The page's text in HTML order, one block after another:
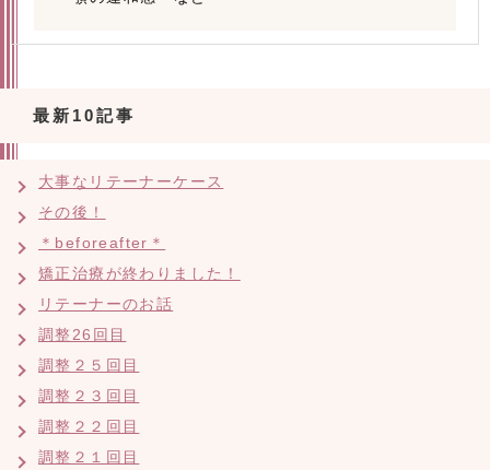
最新10記事
大事なリテーナーケース
その後！
＊beforeafter＊
矯正治療が終わりました！
リテーナーのお話
調整26回目
調整２５回目
調整２３回目
調整２２回目
調整２１回目